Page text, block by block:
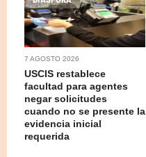
7 AGOSTO 2026
USCIS restablece
facultad para agentes
negar solicitudes
cuando no se presente la
evidencia inicial
requerida